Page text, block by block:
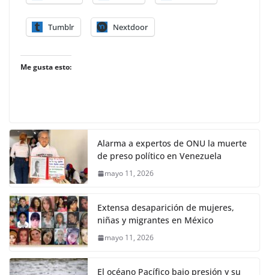
Tumblr Nextdoor
Me gusta esto:
Alarma a expertos de ONU la muerte
de preso político en Venezuela
mayo 11, 2026
Extensa desaparición de mujeres,
niñas y migrantes en México
mayo 11, 2026
El océano Pacífico bajo presión y su